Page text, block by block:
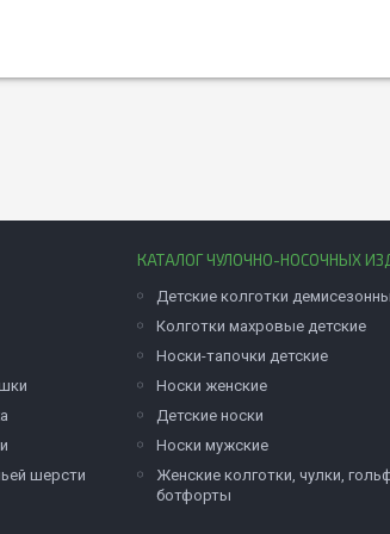
шерсти
КАТАЛОГ ЧУЛОЧНО-НОСОЧНЫХ
Детские колготки
Колготки махровые детские
Носки-тапочки детские
Носки женские
Детские носки
Носки мужские
Женские колготки, чулки,
ботфорты